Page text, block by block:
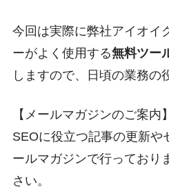
今回は実際に弊社アイオイ
ーがよく使用する無料ツー
しますので、日頃の業務の
【メールマガジンのご案内】
SEOに役立つ記事の更新や
ールマガジンで行っており
さい。